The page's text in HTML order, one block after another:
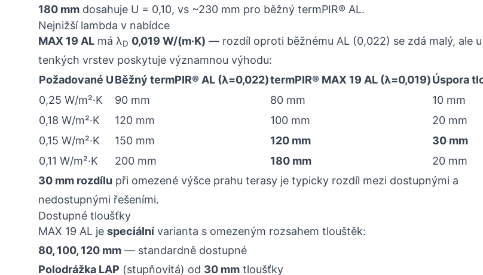
180 mm dosahuje U = 0,10, vs ~230 mm pro běžný termPIR® AL.
Nejnižší lambda v nabídce
MAX 19 AL má λD 0,019 W/(m·K) — rozdíl oproti běžnému AL (0,022) se zdá malý, ale u
tenkých vrstev poskytuje významnou výhodu:
Požadované UBěžný termPIR® AL (λ=0,022)termPIR® MAX 19 AL (λ=0,019)Úspora
0,25 W/m²·K
90 mm 80 mm
10 mm
0,18 W/m²·K
120 mm 100 mm
20 mm
0,15 W/m²·K
150 mm 120 mm
30 mm
0,11 W/m²·K
200 mm 180 mm
20 mm
30 mm rozdílu při omezené výšce prahu terasy je typicky rozdíl mezi dostupnými a
nedostupnými řešeními.
Dostupné tloušťky
MAX 19 AL je speciální varianta s omezeným rozsahem tlouštěk:
80, 100, 120 mm — standardně dostupné
Polodrážka LAP (stupňovitá) od 30 mm tloušťky